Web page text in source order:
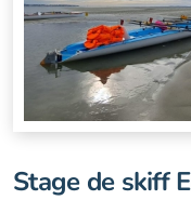
Stage de skiff